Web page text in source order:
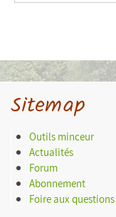
Sitemap
Outils minceur
Actualités
Forum
Abonnement
Foire aux questions